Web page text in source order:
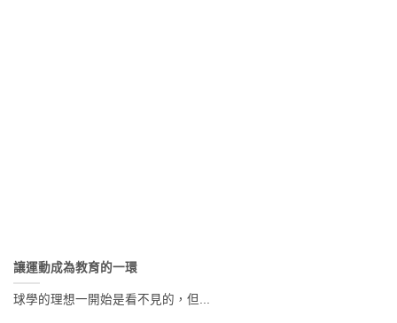
讓運動成為教育的一環
球學的理想一開始是看不見的，但...